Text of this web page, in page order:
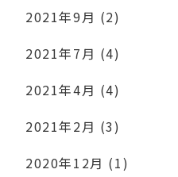
2021年9月 (2)
2021年7月 (4)
2021年4月 (4)
2021年2月 (3)
2020年12月 (1)